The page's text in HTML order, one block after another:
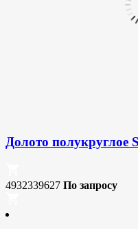
Долото полукруглое
4932339627 По запросу